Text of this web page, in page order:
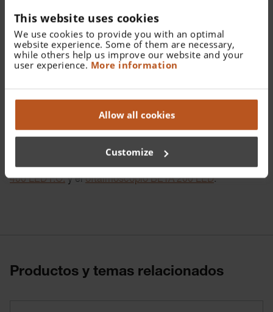
This website uses cookies
We use cookies to provide you with an optimal
website experience. Some of them are necessary,
while others help us improve our website and your
user experience. More information
Allow all cookies
Customize
Oftalmoscopio BETA 200 LED, Otoscopio F.O. BETA 400
mesa NT4, 10 AllSpec espéculos desechables de 4mm Ø,
sin estuche rígido
Detalles
Descripción de producto completa delotoscopio BETA
400 LED F.O.y eloftalmoscopio BETA 200 LED.
Productos y temas relacionados